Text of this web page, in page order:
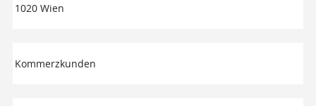
1020 Wien
Kommerzkunden